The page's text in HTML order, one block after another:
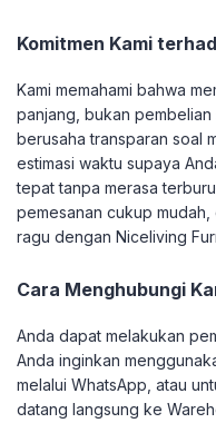
Komitmen Kami
Kami memahami bahwa
panjang, bukan pembelian
berusaha transparan soal
estimasi waktu supaya
tepat tanpa merasa
pemesanan cukup
ragu dengan Niceliving
Cara Menghubungi
Anda dapat melakukan
Anda inginkan
melalui WhatsApp, atau
datang langsung ke